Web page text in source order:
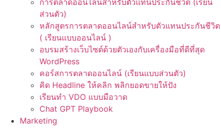
การตลาดออนไลน์สำหรับตัวแทนประกันชีวิต (เรียน
ส่วนตัว)
หลักสูตรการตลาดออนไลน์สำหรับตัวแทนประกันชีวิต
( เรียนแบบออนไลน์ )
อบรมสร้างเว็บไซต์ด้วยตัวเองกับเครื่องมือที่ดีที่สุด
WordPress
คอร์สการตลาดออนไลน์ (เรียนแบบส่วนตัว)
คิด Headline ให้คลิก พลิกยอดขายให้ปัง
เรียนทำ VDO แบบมือวาด
Chat GPT Playbook
Marketing